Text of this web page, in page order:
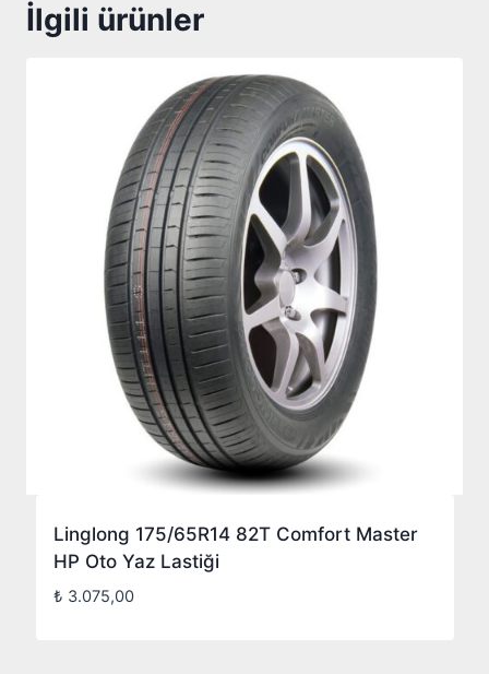
İlgili ürünler
Linglong 175/65R14 82T Comfort Master
HP Oto Yaz Lastiği
₺ 3.075,00